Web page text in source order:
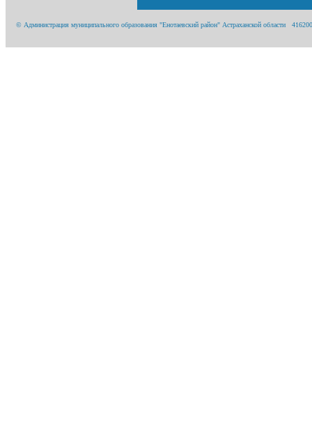
© Администрация муниципального образования "Енотаевский район" Астраханской области